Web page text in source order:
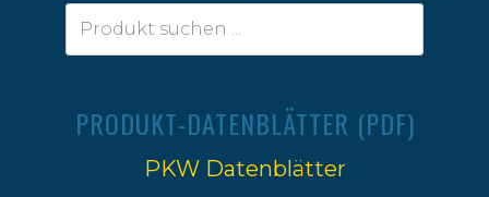
PRODUKT-DATENBLÄTTER (PDF)
PKW Datenblätter